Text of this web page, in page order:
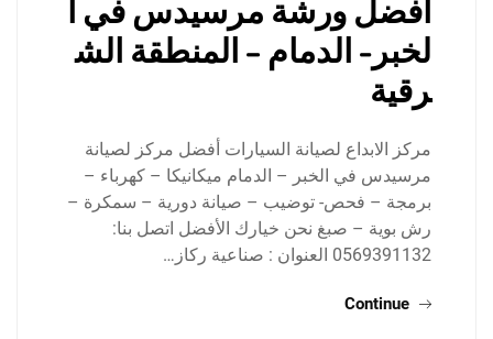
أفضل ورشة مرسيدس في ا
لخبر- الدمام – المنطقة الش
رقية
مركز الابداع لصيانة السيارات أفضل مركز لصيانة
مرسيدس في الخبر – الدمام ميكانيكا – كهرباء –
برمجة – فحص- توضيب – صيانة دورية – سمكرة –
رش بوية – صبغ نحن خيارك الأفضل اتصل بنا:
0569391132 العنوان : صناعية ركاز…
Continue